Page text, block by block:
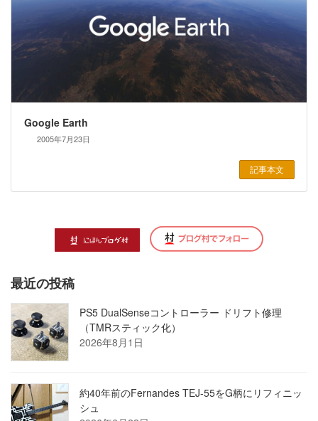
Google Earth
2005年7月23日
記事本文
最近の投稿
PS5 DualSenseコントローラー ドリフト修理
（TMRスティック化）
2026年8月1日
約40年前のFernandes TEJ-55をG柄にリフィニッ
シュ